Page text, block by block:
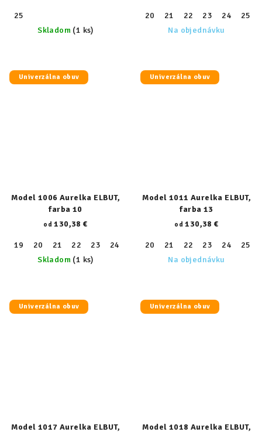
25
Skladom (1 ks)
20 21 22 23 24 25
Na objednávku
Univerzálna obuv
Model 1006 Aurelka ELBUT,
farba 10
od 130,38 €
19 20 21 22 23 24 26 27 28 29 30
31
Skladom (1 ks)
Univerzálna obuv
Model 1011 Aurelka ELBUT,
farba 13
od 130,38 €
20 21 22 23 24 25
Na objednávku
Univerzálna obuv
Model 1017 Aurelka ELBUT,
Univerzálna obuv
Model 1018 Aurelka ELBUT,